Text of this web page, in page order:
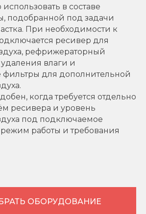
в составе
подобранной под задачи
При необходимости к
ресивер для
рефрижераторный
влаги и
фильтры для дополнительной
когда требуется отдельно
ресивера и уровень
под подключаемое
работы и требования
ОБОРУДОВАНИЕ